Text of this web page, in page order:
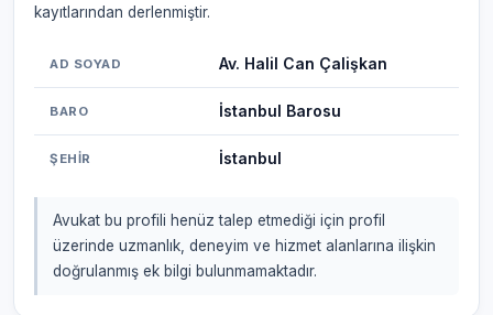
kayıtlarından derlenmiştir.
AD SOYAD Av. Halil Can Çalişkan
BARO İstanbul Barosu
ŞEHIR İstanbul
Avukat bu profili henüz talep etmediği için profil
üzerinde uzmanlık, deneyim ve hizmet alanlarına ilişkin
doğrulanmış ek bilgi bulunmamaktadır.